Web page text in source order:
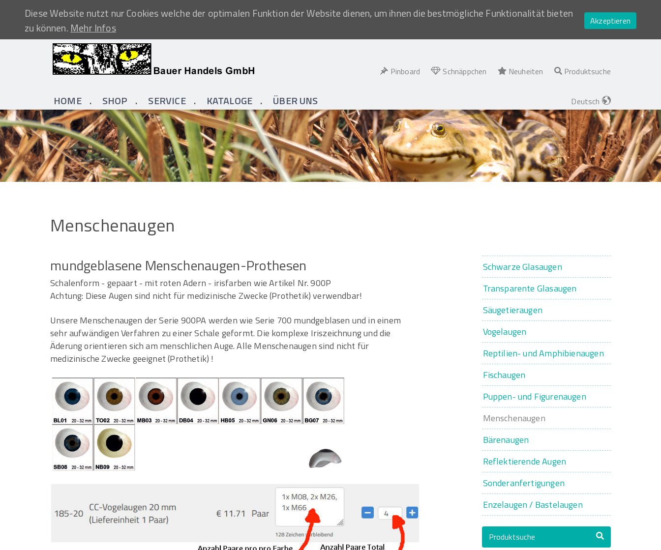
Diese Website nutzt nur Cookies welche der optimalen Funktion der Website dienen, um ihnen die bestmögliche Funktionalität bieten
zu können.Mehr Infos
Akzeptieren
Pinboard Schnäppchen Neuheiten Produktsuche
HOME SHOP SERVICE KATALOGE ÜBER UNS Deutsch
Menschenaugen
mundgeblasene Menschenaugen-Prothesen
Schalenform - gepaart - mit roten Adern - irisfarben wie Artikel Nr. 900P
Achtung: Diese Augen sind nicht für medizinische Zwecke (Prothetik) verwendbar!
Unsere Menschenaugen der Serie 900PA werden wie Serie 700 mundgeblasen und in einem
sehr aufwändigen Verfahren zu einer Schale geformt. Die komplexe Iriszeichnung und die
Äderung orientieren sich am menschlichen Auge. Alle Menschenaugen sind nicht für
medizinische Zwecke geeignet (Prothetik) !
Schwarze Glasaugen
Transparente Glasaugen
Säugetieraugen
Vogelaugen
Reptilien- und Amphibienaugen
Fischaugen
Puppen- und Figurenaugen
Menschenaugen
Bärenaugen
Reflektierende Augen
Sonderanfertigungen
Enzelaugen / Bastelaugen
Produktsuche